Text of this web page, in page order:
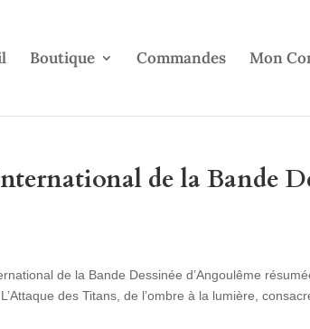
Boutique Commandes Mon
de la Bande
de la Bande Dessinée d’Angoulême
des Titans, de l’ombre à la lumière,